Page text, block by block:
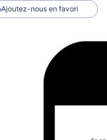
Ajoutez-nous en favori